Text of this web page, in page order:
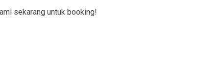
sekarang untuk booking!